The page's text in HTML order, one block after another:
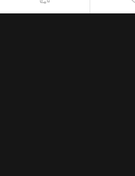
【上海长青德克